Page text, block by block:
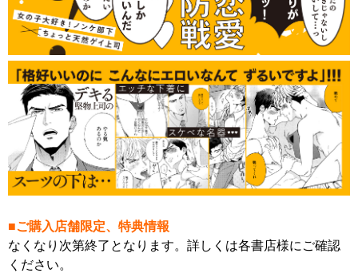
■ご購入店舗限定、特典情報
なくなり次第終了となります。詳しくは各書店様にご確認
ください。